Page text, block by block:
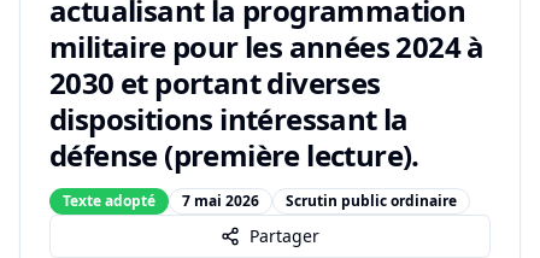
actualisant la programmation
militaire pour les années 2024 à
2030 et portant diverses
dispositions intéressant la
défense (première lecture).
Texte adopté 7 mai 2026 Scrutin public ordinaire
Partager